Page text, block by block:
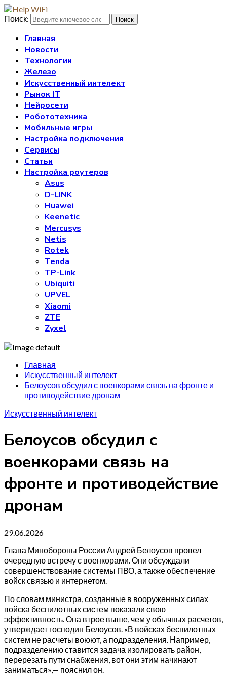
Поиск: Поиск
Главная
Новости
Технологии
Железо
Искусственный интелект
Рынок IT
Нейросети
Робототехника
Мобильные игры
Настройка подключения
Сервисы
Статьи
Настройка роутеров
Asus
D-LINK
Huawei
Keenetic
Mercusys
Netis
Rotek
Tenda
TP-Link
Ubiquiti
UPVEL
Xiaomi
ZTE
Zyxel
Главная
Искусственный интелект
Белоусов обсудил с военкорами связь на фронте и
противодействие дронам
Искусственный интелект
Белоусов обсудил с
военкорами связь на
фронте и противодействие
дронам
29.06.2026
Глава Минобороны России Андрей Белоусов провел
очередную встречу с военкорами. Они обсуждали
совершенствование системы ПВО, а также обеспечение
войск связью и интернетом.
По словам министра, созданные в вооруженных силах
войска беспилотных систем показали свою
эффективность. Она втрое выше, чем у обычных расчетов,
утверждает господин Белоусов. «В войсках беспилотных
систем не расчеты воюют, а подразделения. Например,
подразделению ставится задача изолировать район,
перерезать пути снабжения, вот они этим начинают
заниматься»,— пояснил он.